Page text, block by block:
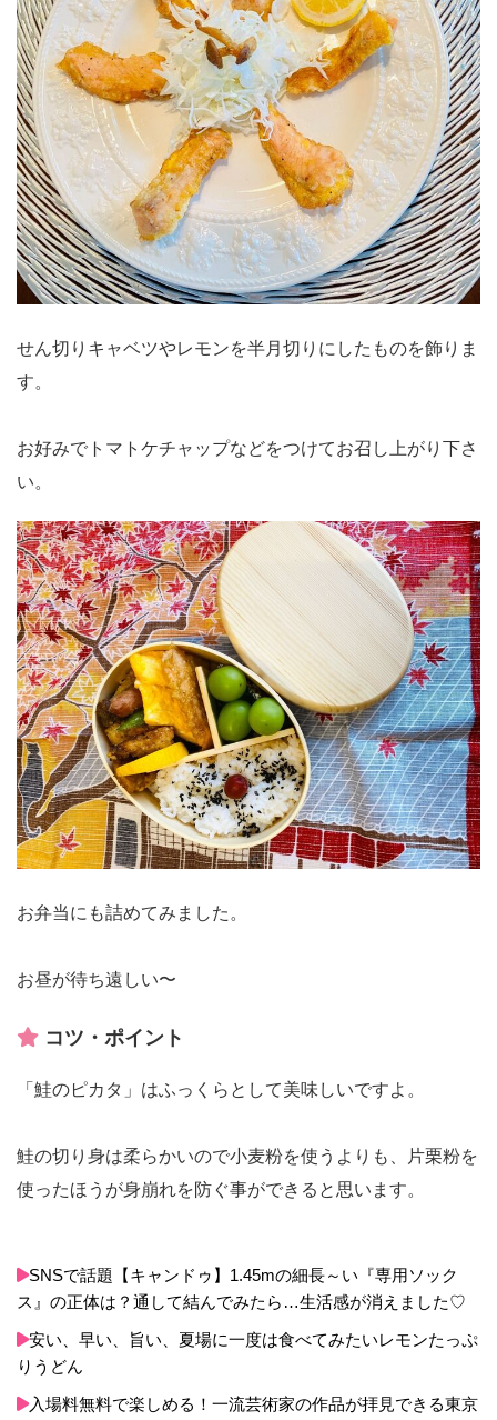
せん切りキャベツやレモンを半月切りにしたものを飾りま
す。
お好みでトマトケチャップなどをつけてお召し上がり下さ
い。
お弁当にも詰めてみました。
お昼が待ち遠しい〜
コツ・ポイント
「鮭のピカタ」はふっくらとして美味しいですよ。
鮭の切り身は柔らかいので小麦粉を使うよりも、片栗粉を
使ったほうが身崩れを防ぐ事ができると思います。
SNSで話題【キャンドゥ】1.45mの細長～い『専用ソック
ス』の正体は？通して結んでみたら…生活感が消えました♡
安い、早い、旨い、夏場に一度は食べてみたいレモンたっぷ
りうどん
入場料無料で楽しめる！一流芸術家の作品が拝見できる東京